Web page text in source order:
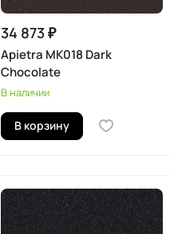
34 873 ₽
Apietra MK018 Dark
Chocolate
В наличии
В корзину